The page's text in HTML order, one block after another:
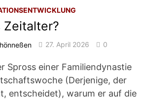
Zeitalter?
27. April 2026 0
Spross einer Familiendynastie
(Derjenige, der
entscheidet), warum er auf die